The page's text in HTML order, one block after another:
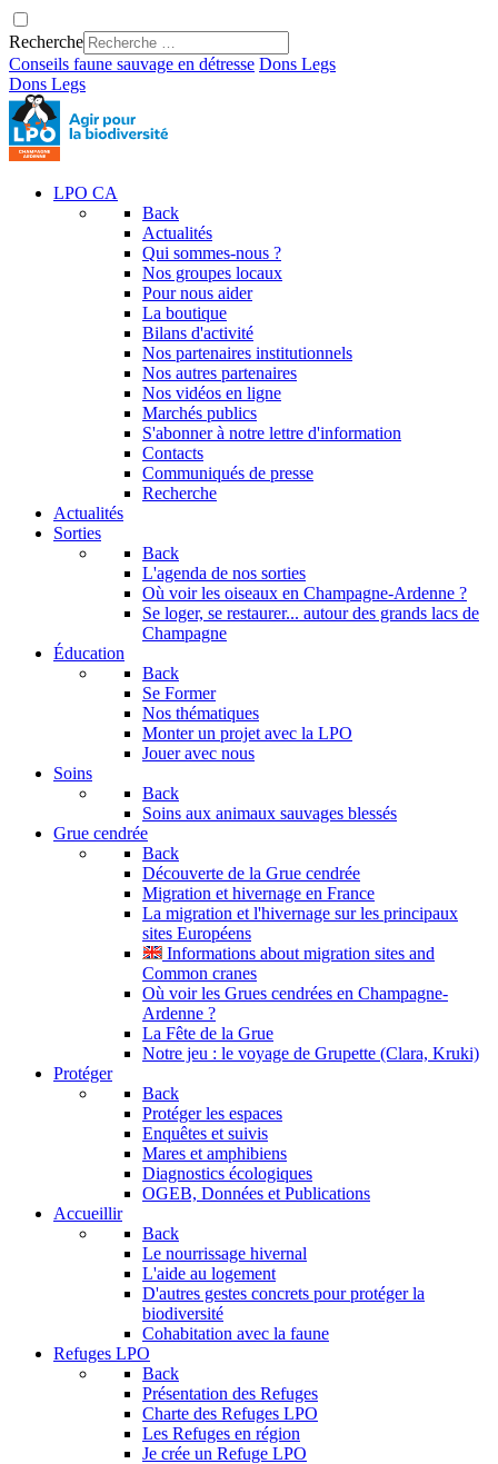
Recherche
Conseils faune sauvage en détresse Dons Legs
Dons Legs
LPO CA
Back
Actualités
Qui sommes-nous ?
Nos groupes locaux
Pour nous aider
La boutique
Bilans d'activité
Nos partenaires institutionnels
Nos autres partenaires
Nos vidéos en ligne
Marchés publics
S'abonner à notre lettre d'information
Contacts
Communiqués de presse
Recherche
Actualités
Sorties
Back
L'agenda de nos sorties
Où voir les oiseaux en Champagne-Ardenne ?
Se loger, se restaurer... autour des grands lacs de
Champagne
Éducation
Back
Se Former
Nos thématiques
Monter un projet avec la LPO
Jouer avec nous
Soins
Back
Soins aux animaux sauvages blessés
Grue cendrée
Back
Découverte de la Grue cendrée
Migration et hivernage en France
La migration et l'hivernage sur les principaux
sites Européens
Informations about migration sites and
Common cranes
Où voir les Grues cendrées en Champagne-
Ardenne ?
La Fête de la Grue
Notre jeu : le voyage de Grupette (Clara, Kruki)
Protéger
Back
Protéger les espaces
Enquêtes et suivis
Mares et amphibiens
Diagnostics écologiques
OGEB, Données et Publications
Accueillir
Back
Le nourrissage hivernal
L'aide au logement
D'autres gestes concrets pour protéger la
biodiversité
Cohabitation avec la faune
Refuges LPO
Back
Présentation des Refuges
Charte des Refuges LPO
Les Refuges en région
Je crée un Refuge LPO